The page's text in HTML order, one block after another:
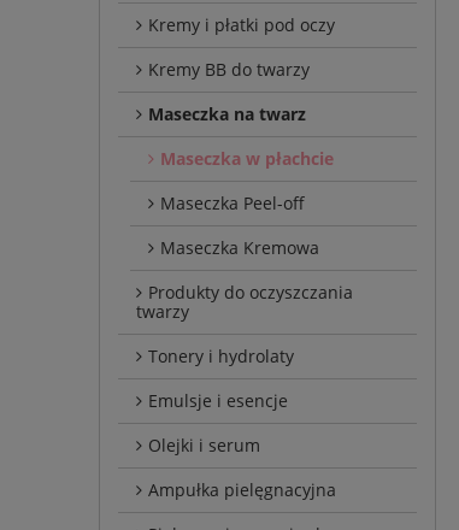
Kremy i płatki pod oczy
Kremy BB do twarzy
Maseczka na twarz
Maseczka w płachcie
Maseczka Peel-off
Maseczka Kremowa
Produkty do oczyszczania
twarzy
Tonery i hydrolaty
Emulsje i esencje
Olejki i serum
Ampułka pielęgnacyjna